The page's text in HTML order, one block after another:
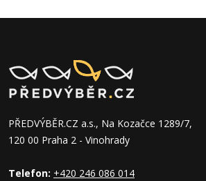
PŘEDVÝBĚR.CZ a.s., Na Kozačce 1289/7,
120 00 Praha 2 - Vinohrady
Telefon: +420 246 086 014